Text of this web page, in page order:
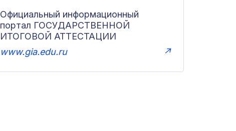
Официальный информационный
портал ГОСУДАРСТВЕННОЙ
ИТОГОВОЙ АТТЕСТАЦИИ
www.gia.edu.ru
↗